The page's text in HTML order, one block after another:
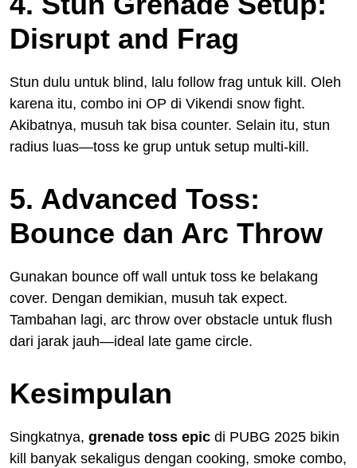
Disrupt and Frag
Stun dulu untuk blind, lalu follow frag untuk kill. Oleh
karena itu, combo ini OP di Vikendi snow fight.
Akibatnya, musuh tak bisa counter. Selain itu, stun
radius luas—toss ke grup untuk setup multi-kill.
5. Advanced Toss:
Bounce dan Arc Throw
Gunakan bounce off wall untuk toss ke belakang
cover. Dengan demikian, musuh tak expect.
Tambahan lagi, arc throw over obstacle untuk flush
dari jarak jauh—ideal late game circle.
Kesimpulan
Singkatnya, grenade toss epic di PUBG 2025 bikin
kill banyak sekaligus dengan cooking, smoke combo,